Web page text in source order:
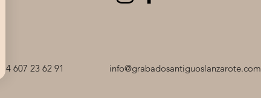
+34 607 23 62 91 info@grabadosantiguoslanzarote.com